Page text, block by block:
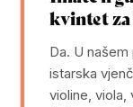
kvintet za
Da. U
istarska
violine,